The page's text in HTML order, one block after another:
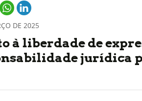
DE 2025
à liberdade de
jurídica